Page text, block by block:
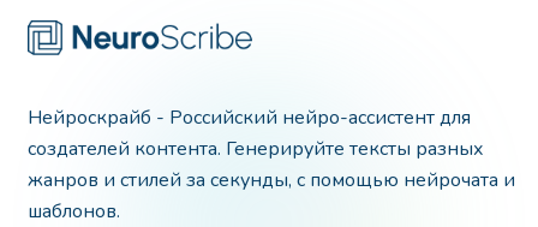
Нейроскрайб - Российский нейро-ассистент для
создателей контента. Генерируйте тексты разных
жанров и стилей за секунды, с помощью нейрочата и
шаблонов.